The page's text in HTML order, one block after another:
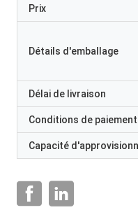
Casipe, vous avez une idée?
Prix
Détails d'emballage
Délai de livraison
Conditions de paiement
Capacité